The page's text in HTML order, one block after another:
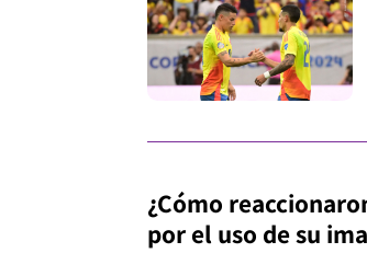
¿Cómo
por el uso de su